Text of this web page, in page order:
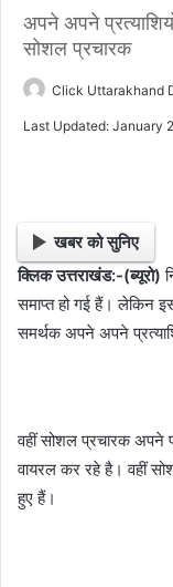
अपने अपने
सोशल प्रचारक
Click Uttarakhand
Last Updated: January
खबर को सुनिए
क्लिक उत्तराखंड:-(ब्यूरो)
समाप्त हो गई हैं। लेकिन इस
समर्थक अपने अपने
वहीं सोशल प्रचारक अपने
वायरल कर रहे है। वहीं
हुए हैं।